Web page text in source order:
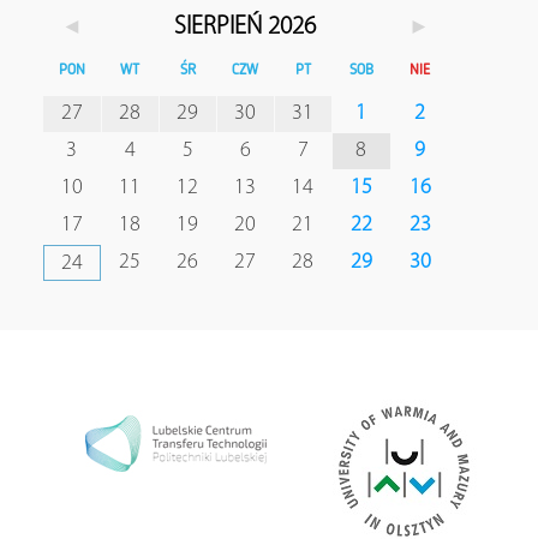
◄ SIERPIEŃ 2026 ►
PON WT ŚR CZW PT SOB NIE
27 28 29 30 31 1
2
3
4 5 6 7 8
9
10
11 12 13 14 15
16
17
18 19 20 21 22
23
24
25 26 27 28 29 30